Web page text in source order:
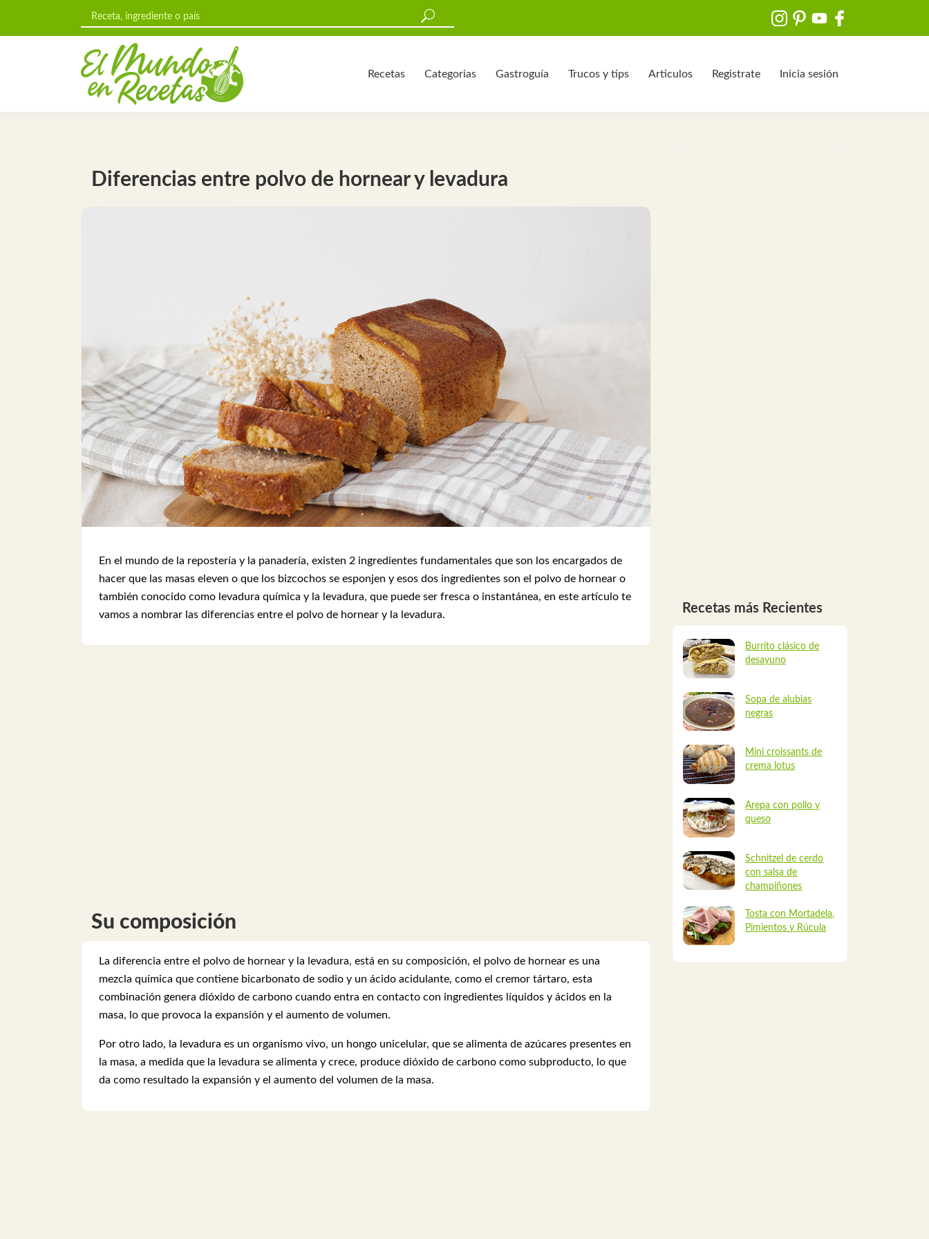
Recetas Categorias Gastroguía Trucos y tips Articulos Registrate Inicia sesión
Diferencias entre polvo de hornear y levadura
En el mundo de la repostería y la panadería, existen 2 ingredientes fundamentales que son los encargados de
hacer que las masas eleven o que los bizcochos se esponjen y esos dos ingredientes son el polvo de hornear o
también conocido como levadura química y la levadura, que puede ser fresca o instantánea, en este artículo te
vamos a nombrar las diferencias entre el polvo de hornear y la levadura.
Su composición
La diferencia entre el polvo de hornear y la levadura, está en su composición, el polvo de hornear es una
mezcla química que contiene bicarbonato de sodio y un ácido acidulante, como el cremor tártaro, esta
combinación genera dióxido de carbono cuando entra en contacto con ingredientes líquidos y ácidos en la
masa, lo que provoca la expansión y el aumento de volumen.
Por otro lado, la levadura es un organismo vivo, un hongo unicelular, que se alimenta de azúcares presentes en
la masa, a medida que la levadura se alimenta y crece, produce dióxido de carbono como subproducto, lo que
da como resultado la expansión y el aumento del volumen de la masa.
Recetas más Recientes
Burrito clásico de
desayuno
Sopa de alubias
negras
Mini croissants de
crema lotus
Arepa con pollo y
queso
Schnitzel de cerdo
con salsa de
champiñones
Tosta con Mortadela,
Pimientos y Rúcula